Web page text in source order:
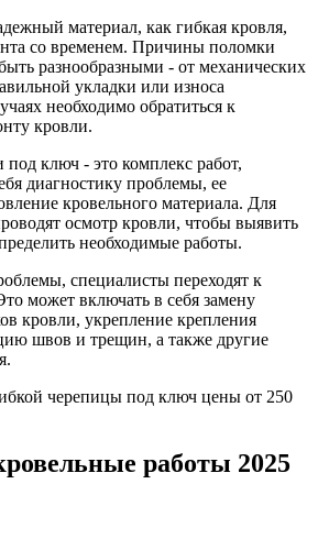
материал, как гибкая кровля,
со временем. Причины поломки
разнообразными - от механических
укладки или износа
необходимо обратиться к
кровли.
ключ - это комплекс работ,
диагностику проблемы, ее
кровельного материала. Для
осмотр кровли, чтобы выявить
необходимые работы.
специалисты переходят к
может включать в себя замену
кровли, укрепление крепления
швов и трещин, а также другие
работы 2025